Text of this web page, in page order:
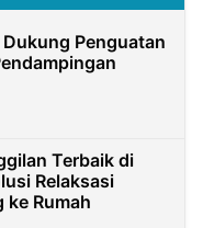
Penguatan
Terbaik di
Relaksasi
ke Rumah